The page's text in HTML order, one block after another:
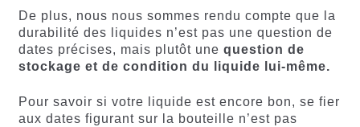
De plus, nous nous sommes rendu compte que la
durabilité des liquides n’est pas une question de
dates précises, mais plutôt une question de
stockage et de condition du liquide lui-même.
Pour savoir si votre liquide est encore bon, se fier
aux dates figurant sur la bouteille n’est pas